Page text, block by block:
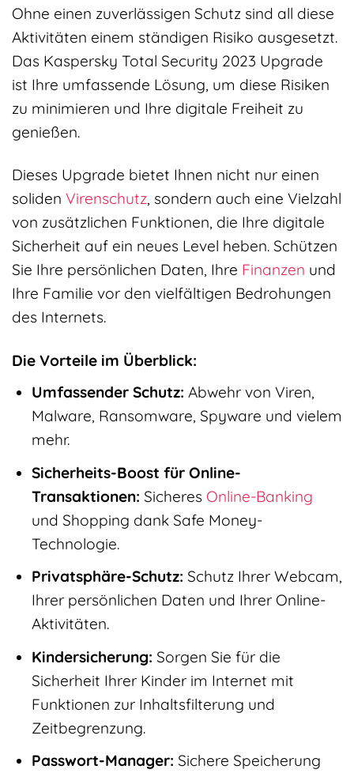
Ohne einen zuverlässigen Schutz sind all diese
Aktivitäten einem ständigen Risiko ausgesetzt.
Das Kaspersky Total Security 2023 Upgrade
ist Ihre umfassende Lösung, um diese Risiken
zu minimieren und Ihre digitale Freiheit zu
genießen.
Dieses Upgrade bietet Ihnen nicht nur einen
soliden Virenschutz, sondern auch eine Vielzahl
von zusätzlichen Funktionen, die Ihre digitale
Sicherheit auf ein neues Level heben. Schützen
Sie Ihre persönlichen Daten, Ihre Finanzen und
Ihre Familie vor den vielfältigen Bedrohungen
des Internets.
Die Vorteile im Überblick:
Umfassender Schutz: Abwehr von Viren,
Malware, Ransomware, Spyware und vielem
mehr.
Sicherheits-Boost für Online-
Transaktionen: Sicheres Online-Banking
und Shopping dank Safe Money-
Technologie.
Privatsphäre-Schutz: Schutz Ihrer Webcam,
Ihrer persönlichen Daten und Ihrer Online-
Aktivitäten.
Kindersicherung: Sorgen Sie für die
Sicherheit Ihrer Kinder im Internet mit
Funktionen zur Inhaltsfilterung und
Zeitbegrenzung.
Passwort-Manager: Sichere Speicherung